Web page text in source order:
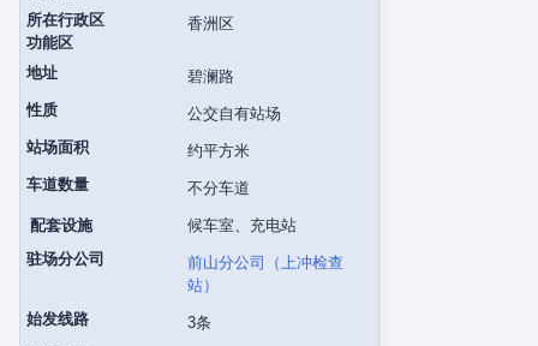
所在行政区
功能区
香洲区
地址
碧澜路
性质
公交自有站场
站场面积
约平方米
车道数量
不分车道
配套设施
候车室、充电站
驻场分公司
前山分公司（上冲检查
站）
始发线路
3条